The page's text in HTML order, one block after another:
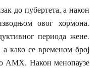
до пубертета, а након
овог хормона.
периода жене.
како се временом број
АМХ. Након менопаузе